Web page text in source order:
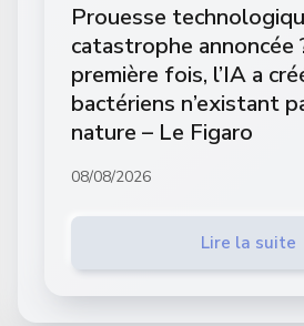
Prouesse
catastrophe annoncée
première fois, l’IA a
bactériens n’existant
nature – Le Figaro
08/08/2026
Lire la suite